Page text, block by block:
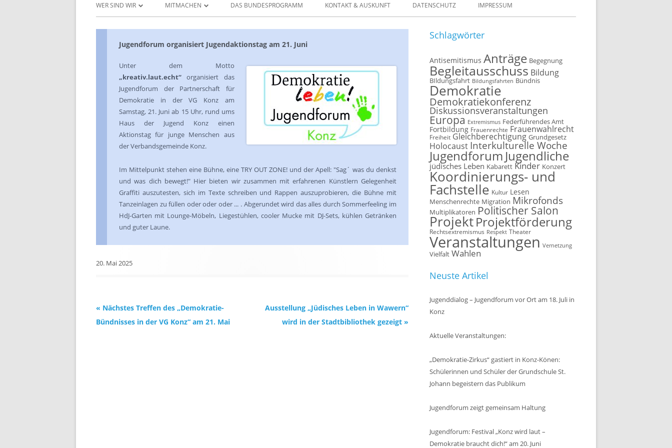
WER SIND WIR
DAS JUGENDFORUM
INITIATIVEN & AKTEURE
UNSERE AKTIVITÄTEN
DAS BERATUNGSGREMIUM
MITMACHEN
DOWNLOADS UND FORMULARE
PROJEKTERGEBNISSE IM VERLEIH
DAS BUNDESPROGRAMM KONTAKT & AUSKUNFT DATENSCHUTZ IMPRESSUM
Jugendforum organisiert Jugendaktionstag am 21. Juni
Unter dem Motto
„kreativ.laut.echt“ organisiert das
Jugendforum der Partnerschaft für
Demokratie in der VG Konz am
Samstag, 21. Juni ab 15 Uhr, rund ums
Haus der Jugend Konz einen
Aktionstag für junge Menschen aus
der Verbandsgemeinde Konz.
Im Mittelpunkt stehen eine Bühne, eine TRY OUT ZONE! und der Apell: "Sag´ was du denkst
und was dich bewegt!" Hier bieten wir zusammen mit erfahrenen Künstlern Gelegenheit
Graffiti auszutesten, sich im Texte schreiben und Rappen auszuprobieren, die Bühne mit
Tanzeinlagen zu füllen oder oder oder ... . Abgerundet wird das alles durch Sommerfeeling im
HdJ-Garten mit Lounge-Möbeln, Liegestühlen, cooler Mucke mit DJ-Sets, kühlen Getränken
und guter Laune.
20. Mai 2025
Beitrags-
Navigation
« Nächstes Treffen des „Demokratie-
Bündnisses in der VG Konz“ am 21. Mai
Ausstellung „Jüdisches Leben in Wawern“
wird in der Stadtbibliothek gezeigt »
Schlagwörter
Antisemitismus Anträge Begegnung
Begleitausschuss Bildung
BIldungsfahrt Bildungsfahrten Bündnis
Demokratie
Demokratiekonferenz
Diskussionsveranstaltungen
Europa Extremismus Federführendes Amt
Fortbildung Frauenrechte Frauenwahlrecht
Freiheit Gleichberechtigung Grundgesetz
Holocaust Interkulturelle Woche
Jugendforum Jugendliche
jüdisches Leben Kabarett Kinder Konzert
Koordinierungs- und
Fachstelle Kultur Lesen
Menschenrechte Migration Mikrofonds
Multiplikatoren Politischer Salon
ProjektProjektförderung
Rechtsextremismus Respekt Theater
Veranstaltungen Vernetzung
Vielfalt Wahlen
Neuste Artikel
Jugenddialog – Jugendforum vor Ort am 18. Juli in
Konz
Aktuelle Veranstaltungen:
„Demokratie-Zirkus“ gastiert in Konz-Könen:
Schülerinnen und Schüler der Grundschule St.
Johann begeistern das Publikum
Jugendforum zeigt gemeinsam Haltung
Jugendforum: Festival „Konz wird laut –
Demokratie braucht dich!“ am 20. Juni